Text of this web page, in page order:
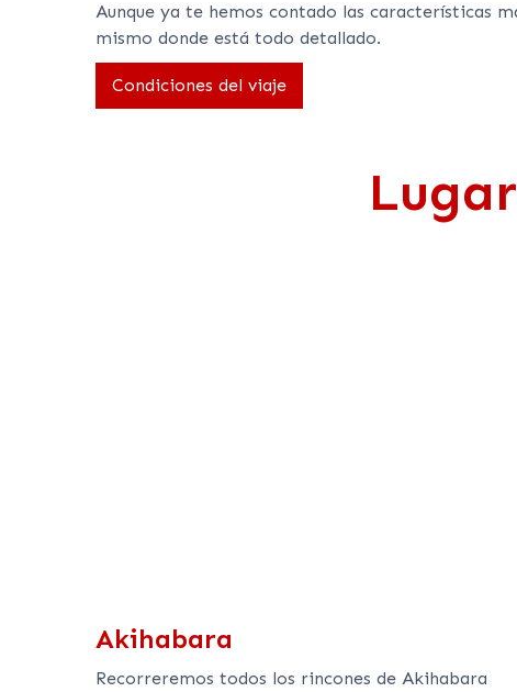
Aunque ya te hemos contado las características
mismo donde está todo detallado.
Condiciones del viaje
Akihabara
Recorreremos todos los rincones de Akihabara